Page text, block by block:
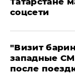
соцсети
"Визит
западные
после